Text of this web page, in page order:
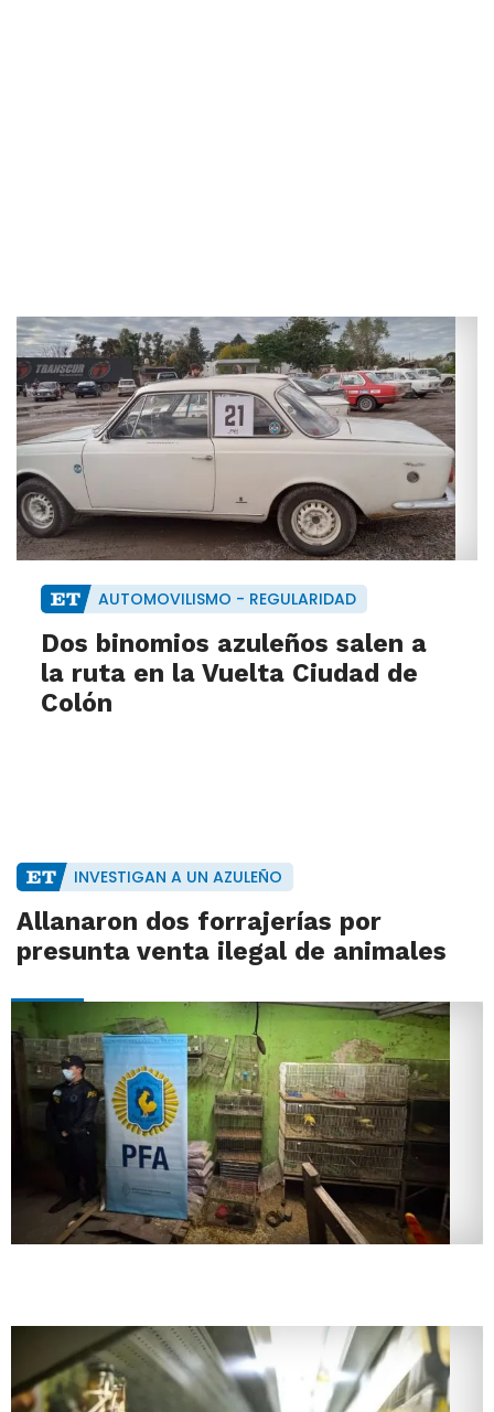
AUTOMOVILISMO - REGULARIDAD
Dos binomios azuleños salen a
la ruta en la Vuelta Ciudad de
Colón
INVESTIGAN A UN AZULEÑO
Allanaron dos forrajerías por
presunta venta ilegal de animales